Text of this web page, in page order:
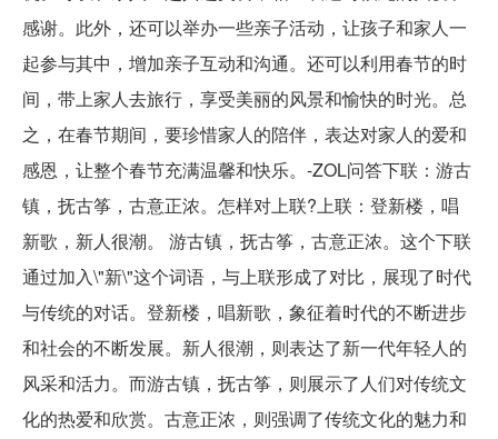
感谢。此外，还可以举办一些亲子活动，让孩子和家人一
起参与其中，增加亲子互动和沟通。还可以利用春节的时
间，带上家人去旅行，享受美丽的风景和愉快的时光。总
之，在春节期间，要珍惜家人的陪伴，表达对家人的爱和
感恩，让整个春节充满温馨和快乐。-ZOL问答下联：游古
镇，抚古筝，古意正浓。怎样对上联?上联：登新楼，唱
新歌，新人很潮。 游古镇，抚古筝，古意正浓。这个下联
通过加入\"新\"这个词语，与上联形成了对比，展现了时代
与传统的对话。登新楼，唱新歌，象征着时代的不断进步
和社会的不断发展。新人很潮，则表达了新一代年轻人的
风采和活力。而游古镇，抚古筝，则展示了人们对传统文
化的热爱和欣赏。古意正浓，则强调了传统文化的魅力和